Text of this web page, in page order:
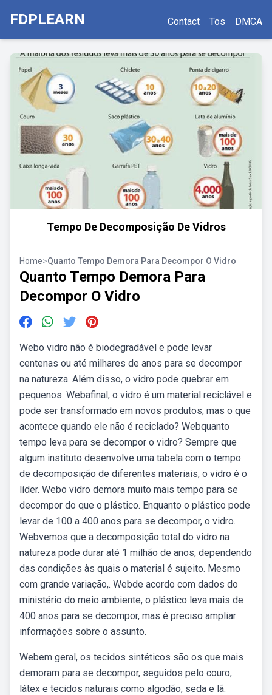
FDPLEARN Contact Tos DMCA
Tempo De Decomposição De Vidros
Home>Quanto Tempo Demora Para Decompor O Vidro
Quanto Tempo Demora Para
Decompor O Vidro
Webo vidro não é biodegradável e pode levar
centenas ou até milhares de anos para se decompor
na natureza. Além disso, o vidro pode quebrar em
pequenos. Webafinal, o vidro é um material reciclável e
pode ser transformado em novos produtos, mas o que
acontece quando ele não é reciclado? Webquanto
tempo leva para se decompor o vidro? Sempre que
algum instituto desenvolve uma tabela com o tempo
de decomposição de diferentes materiais, o vidro é o
líder. Webo vidro demora muito mais tempo para se
decompor do que o plástico. Enquanto o plástico pode
levar de 100 a 400 anos para se decompor, o vidro.
Webvemos que a decomposição total do vidro na
natureza pode durar até 1 milhão de anos, dependendo
das condições às quais o material é sujeito. Mesmo
com grande variação,. Webde acordo com dados do
ministério do meio ambiente, o plástico leva mais de
400 anos para se decompor, mas é preciso ampliar
informações sobre o assunto.
Webem geral, os tecidos sintéticos são os que mais
demoram para se decompor, seguidos pelo couro,
látex e tecidos naturais como algodão, seda e lã.